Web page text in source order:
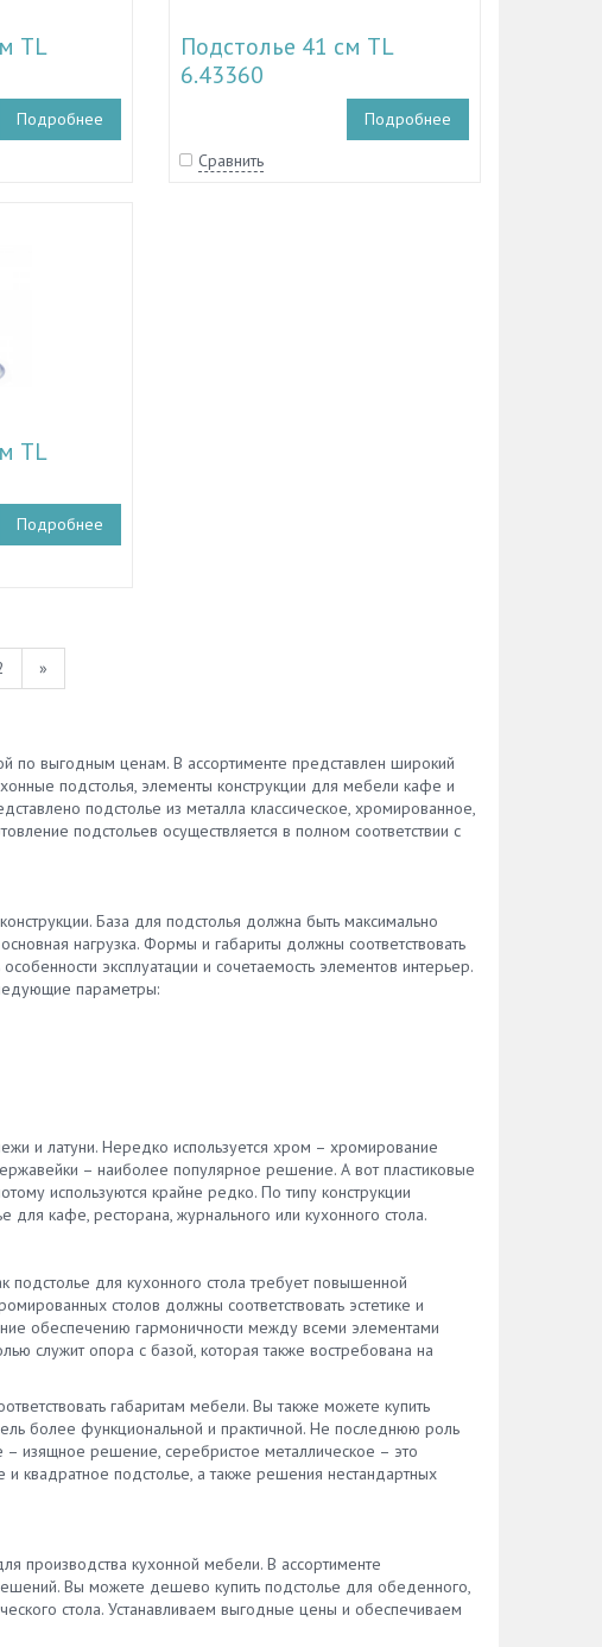
TL
Подробнее
Подстолье 41 см TL
6.43360
Подробнее
Сравнить
TL
Подробнее
»
по выгодным ценам. В ассортименте представлен широкий
подстолья, элементы конструкции для мебели кафе и
подстолье из металла классическое, хромированное,
подстольев осуществляется в полном соответствии с
База для подстолья должна быть максимально
нагрузка. Формы и габариты должны соответствовать
эксплуатации и сочетаемость элементов интерьер.
параметры:
и латуни. Нередко используется хром – хромирование
– наиболее популярное решение. А вот пластиковые
используются крайне редко. По типу конструкции
кафе, ресторана, журнального или кухонного стола.
для кухонного стола требует повышенной
столов должны соответствовать эстетике и
обеспечению гармоничности между всеми элементами
служит опора с базой, которая также востребована на
габаритам мебели. Вы также можете купить
более функциональной и практичной. Не последнюю роль
– изящное решение, серебристое металлическое – это
квадратное подстолье, а также решения нестандартных
производства кухонной мебели. В ассортименте
Вы можете дешево купить подстолье для обеденного,
стола. Устанавливаем выгодные цены и обеспечиваем